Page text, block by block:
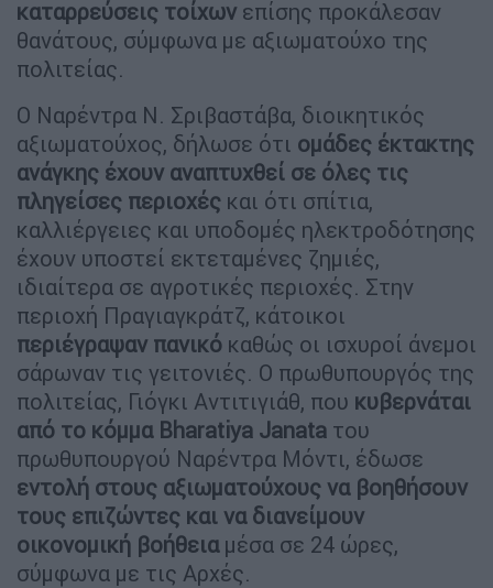
καταρρεύσεις τοίχων επίσης προκάλεσαν
θανάτους, σύμφωνα με αξιωματούχο της
πολιτείας.
Ο Ναρέντρα Ν. Σριβαστάβα, διοικητικός
αξιωματούχος, δήλωσε ότι ομάδες έκτακτης
ανάγκης έχουν αναπτυχθεί σε όλες τις
πληγείσες περιοχές και ότι σπίτια,
καλλιέργειες και υποδομές ηλεκτροδότησης
έχουν υποστεί εκτεταμένες ζημιές,
ιδιαίτερα σε αγροτικές περιοχές. Στην
περιοχή Πραγιαγκράτζ, κάτοικοι
περιέγραψαν πανικό καθώς οι ισχυροί άνεμοι
σάρωναν τις γειτονιές. Ο πρωθυπουργός της
πολιτείας, Γιόγκι Αντιτιγιάθ, που κυβερνάται
από το κόμμα Bharatiya Janata του
πρωθυπουργού Ναρέντρα Μόντι, έδωσε
εντολή στους αξιωματούχους να βοηθήσουν
τους επιζώντες και να διανείμουν
οικονομική βοήθειαμέσα σε 24 ώρες,
σύμφωνα με τις Αρχές.